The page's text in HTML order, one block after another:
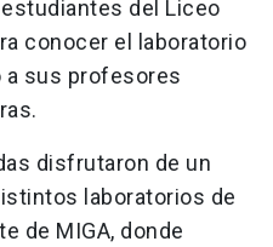
del Liceo
conocer el laboratorio
a sus profesores
disfrutaron de un
laboratorios de
de MIGA, donde